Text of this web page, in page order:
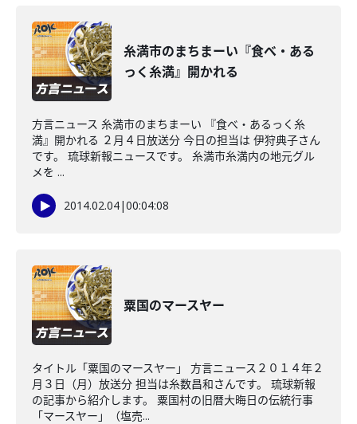
糸満市のまちまーい『食べ・ある
っく糸満』開かれる
方言ニュース 糸満市のまちまーい 『食べ・あるっく糸
満』開かれる ２月４日放送分 今日の担当は 伊狩典子さん
です。 琉球新報ニュースです。 糸満市糸満内の地元グル
メを ...
2014.02.04|00:04:08
粟国のマースヤー
タイトル「粟国のマースヤー」 方言ニュース２０１４年２
月３日（月）放送分 担当は糸数昌和さんです。 琉球新報
の記事から紹介します。 粟国村の旧暦大晦日の伝統行事
「マースヤー」（塩売...